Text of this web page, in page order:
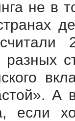
не в
разных
А
если